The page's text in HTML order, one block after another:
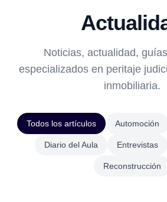
Noticias, actualidad,
especializados en peritaje
inmobiliaria.
Todos los artículos Automoción
Diario del Aula Entrevistas
Reconstrucción